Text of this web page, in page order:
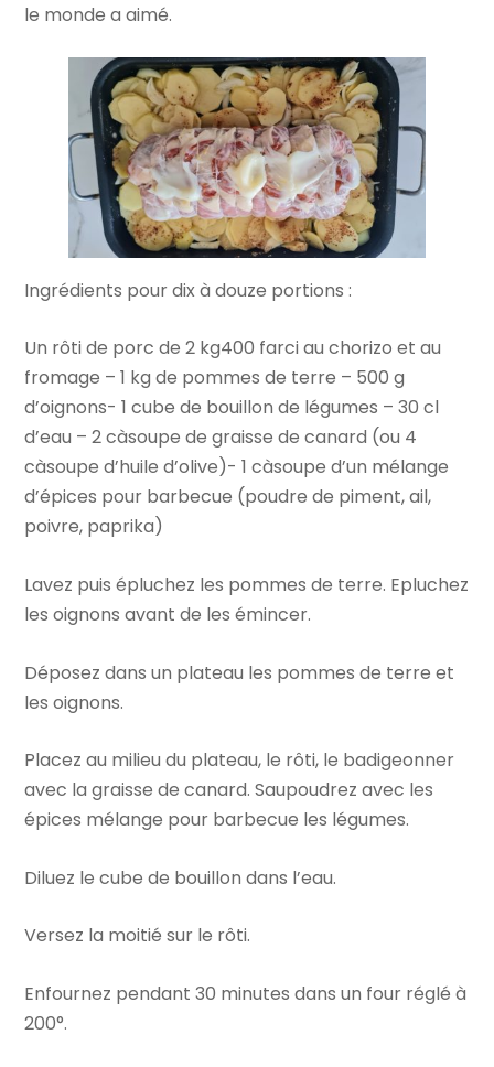
le monde a aimé.
Ingrédients pour dix à douze portions :
Un rôti de porc de 2 kg400 farci au chorizo et au
fromage – 1 kg de pommes de terre – 500 g
d’oignons- 1 cube de bouillon de légumes – 30 cl
d’eau – 2 càsoupe de graisse de canard (ou 4
càsoupe d’huile d’olive)- 1 càsoupe d’un mélange
d’épices pour barbecue (poudre de piment, ail,
poivre, paprika)
Lavez puis épluchez les pommes de terre. Epluchez
les oignons avant de les émincer.
Déposez dans un plateau les pommes de terre et
les oignons.
Placez au milieu du plateau, le rôti, le badigeonner
avec la graisse de canard. Saupoudrez avec les
épices mélange pour barbecue les légumes.
Diluez le cube de bouillon dans l’eau.
Versez la moitié sur le rôti.
Enfournez pendant 30 minutes dans un four réglé à
200°.